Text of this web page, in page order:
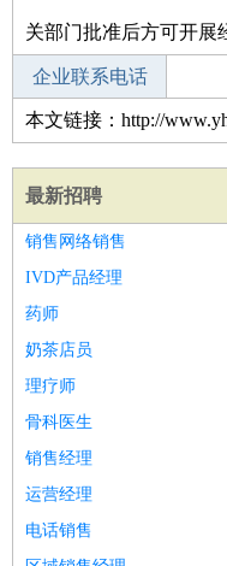
关部门批准后方可开展
企业联系电话
本文链接：http://
最新招聘
销售网络销售
IVD产品经理
药师
奶茶店员
理疗师
骨科医生
销售经理
运营经理
电话销售